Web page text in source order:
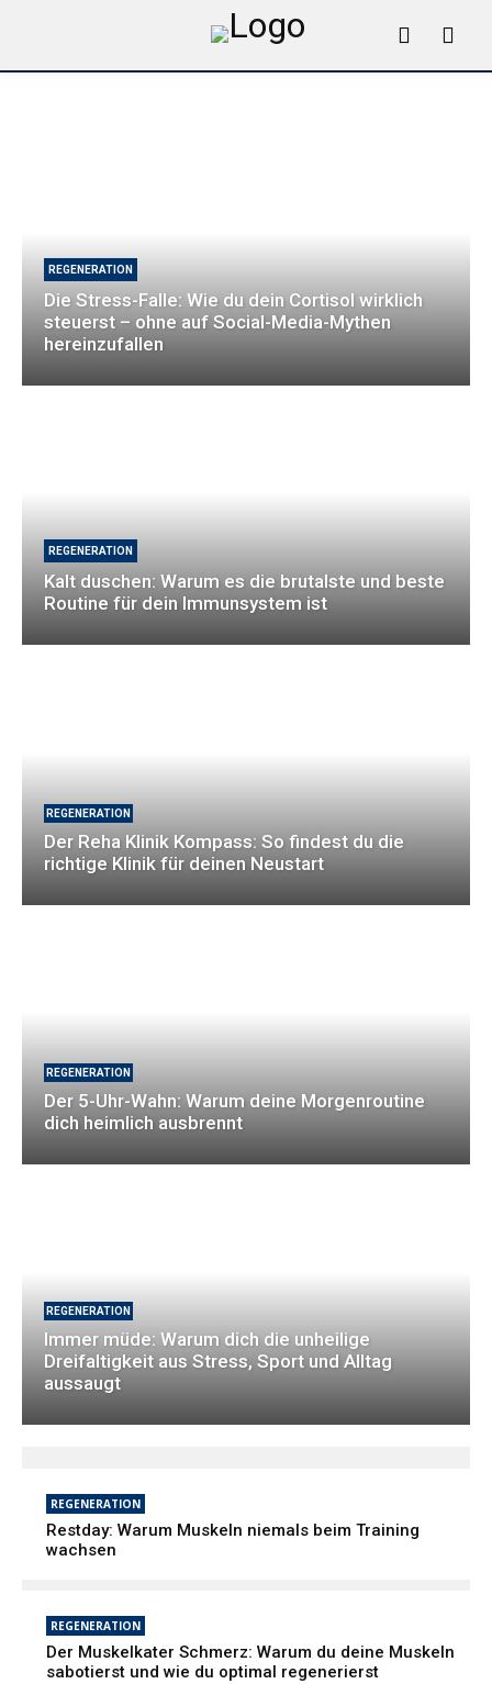
REGENERATION
Die Stress-Falle: Wie du dein Cortisol wirklich
steuerst – ohne auf Social-Media-Mythen
hereinzufallen
REGENERATION
Kalt duschen: Warum es die brutalste und beste
Routine für dein Immunsystem ist
REGENERATION
Der Reha Klinik Kompass: So findest du die
richtige Klinik für deinen Neustart
REGENERATION
Der 5-Uhr-Wahn: Warum deine Morgenroutine
dich heimlich ausbrennt
REGENERATION
Immer müde: Warum dich die unheilige
Dreifaltigkeit aus Stress, Sport und Alltag
aussaugt
REGENERATION
Restday: Warum Muskeln niemals beim Training
wachsen
REGENERATION
Der Muskelkater Schmerz: Warum du deine Muskeln
sabotierst und wie du optimal regenerierst